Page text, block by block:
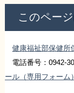
このペー
健康福祉部保健所
電話番号：0942-
ール（専用フォーム